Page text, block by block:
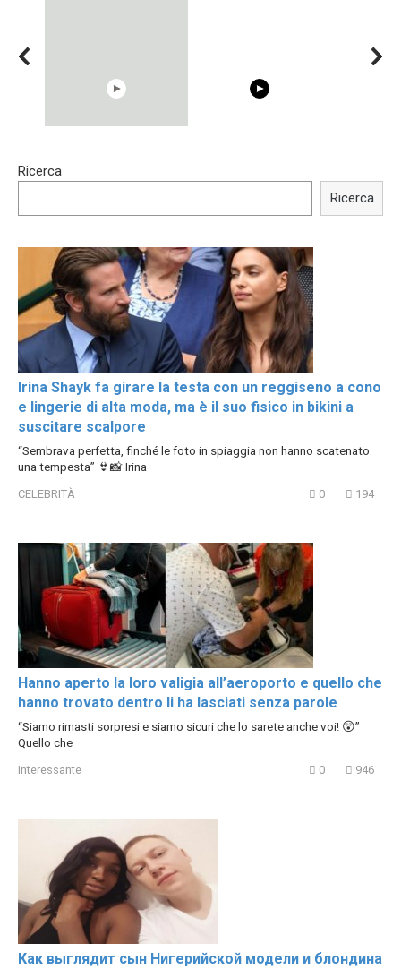
Shocking illusion - Pretty
Trying BOLLYWOOD
Ricerca
Ricerca
Irina Shayk fa girare la testa con un reggiseno a cono
e lingerie di alta moda, ma è il suo fisico in bikini a
suscitare scalpore
“Sembrava perfetta, finché le foto in spiaggia non hanno scatenato
una tempesta” 👙📸 Irina
CELEBRITÀ 0 194
Hanno aperto la loro valigia all’aeroporto e quello che
hanno trovato dentro li ha lasciati senza parole
“Siamo rimasti sorpresi e siamo sicuri che lo sarete anche voi! 😲”
Quello che
Interessante 0 946
Как выглядит сын Нигерийской модели и блондина